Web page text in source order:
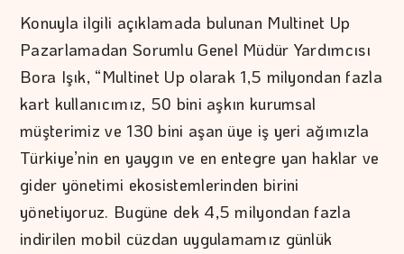
Konuyla ilgili açıklamada bulunan Multinet Up
Pazarlamadan Sorumlu Genel Müdür Yardımcısı
Bora Işık, “Multinet Up olarak 1,5 milyondan fazla
kart kullanıcımız, 50 bini aşkın kurumsal
müşterimiz ve 130 bini aşan üye iş yeri ağımızla
Türkiye’nin en yaygın ve en entegre yan haklar ve
gider yönetimi ekosistemlerinden birini
yönetiyoruz. Bugüne dek 4,5 milyondan fazla
indirilen mobil cüzdan uygulamamız günlük